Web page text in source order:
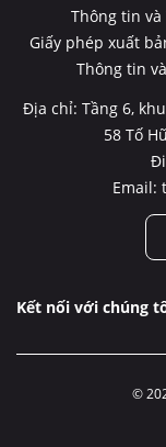
Thông tin
Giấy phép xuất
Thông tin
Địa chỉ: Tầng 6,
58 Tố
Email:
Kết nối với chúng
©